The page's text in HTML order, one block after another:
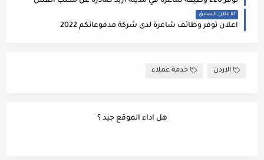
الاعلان السابق
اعلان توفر وظائف شاغرة لدى شركة مدفوعاتكم 2022
الاردن خدمة عملاء
هل اداء الموقع جيد ؟